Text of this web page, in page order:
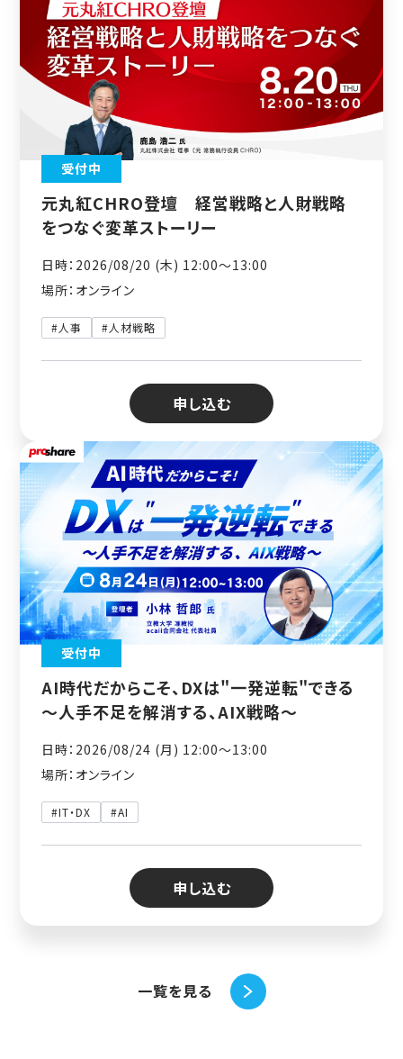
受付中
元丸紅CHRO登壇 経営戦略と人財戦略
をつなぐ変革ストーリー
日時：2026/08/20 (木) 12:00〜13:00
場所：オンライン
#人事 #人材戦略
申し込む
受付中
AI時代だからこそ、DXは"一発逆転"できる
～人手不足を解消する、AIX戦略～
日時：2026/08/24 (月) 12:00〜13:00
場所：オンライン
#IT・DX #AI
申し込む
一覧を見る